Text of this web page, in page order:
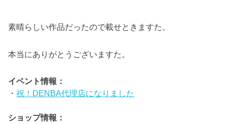
素晴らしい作品だったので載せときますた。
本当にありがとうございますた。
イベント情報：
・祝！DENBA代理店になりました
ショップ情報：